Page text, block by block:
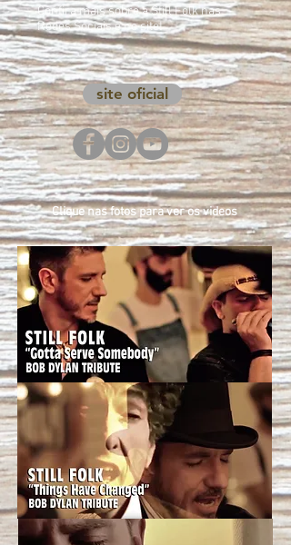
Confira mais sobre a Still Folk nas
Redes Sociais e no site!
site oficial
Clique nas fotos para ver os videos